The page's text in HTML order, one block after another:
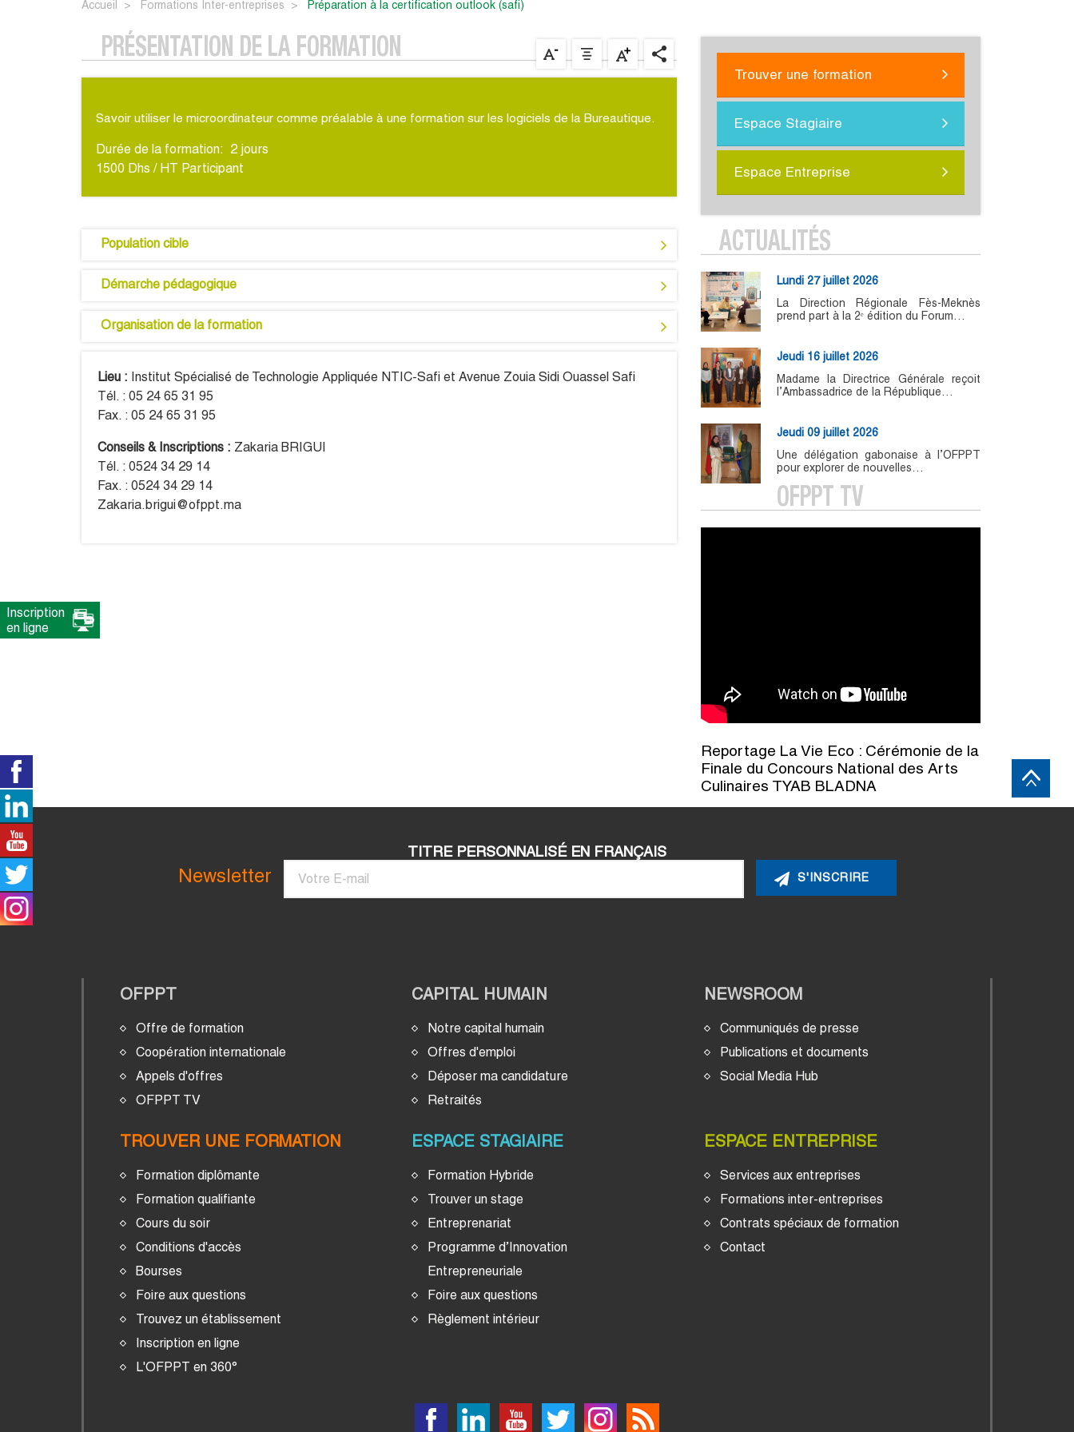
Accueil Formations Inter-entreprises préparation à la certification outlook (safi)
PRÉSENTATION DE LA FORMATION
Savoir utiliser le microordinateur comme préalable à une formation sur les logiciels de la Bureautique.
Durée de la formation: 2 jours
1500 Dhs / HT Participant
Population cible
Démarche pédagogique
Organisation de la formation
Lieu : Institut Spécialisé de Technologie Appliquée NTIC-Safi et Avenue Zouia Sidi Ouassel Safi
Tél. : 05 24 65 31 95
Fax. : 05 24 65 31 95
Conseils & Inscriptions : Zakaria BRIGUI
Tél. : 0524 34 29 14
Fax. : 0524 34 29 14
Zakaria.brigui@ofppt.ma
Trouver une formation
Espace Stagiaire
Espace Entreprise
ACTUALITÉS
Lundi 27 juillet 2026
La Direction Régionale Fès-Meknès
prend part à la 2ᵉ édition du Forum…
Jeudi 16 juillet 2026
Madame la Directrice Générale reçoit
l’Ambassadrice de la République…
Jeudi 09 juillet 2026
Une délégation gabonaise à l’OFPPT
pour explorer de nouvelles…
OFPPT TV
Reportage La Vie Eco : Cérémonie de la
Finale du Concours National des Arts
Culinaires TYAB BLADNA
TITRE PERSONNALISÉ EN FRANÇAIS
Newsletter
Courriel
OFPPT
Offre de formation
Coopération internationale
Appels d'offres
OFPPT TV
CAPITAL HUMAIN
Notre capital humain
Offres d'emploi
Déposer ma candidature
Retraités
NEWSROOM
Communiqués de presse
Publications et documents
Social Media Hub
TROUVER UNE FORMATION
Formation diplômante
Formation qualifiante
Cours du soir
Conditions d'accès
Bourses
Foire aux questions
Trouvez un établissement
Inscription en ligne
L'OFPPT en 360°
ESPACE STAGIAIRE
Formation Hybride
Trouver un stage
Entreprenariat
Programme d’Innovation
Entrepreneuriale
Foire aux questions
Règlement intérieur
ESPACE ENTREPRISE
Services aux entreprises
Formations inter-entreprises
Contrats spéciaux de formation
Contact
Inscription
en ligne